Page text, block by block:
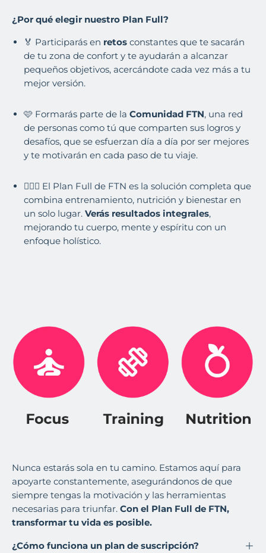
¿Por qué elegir nuestro Plan Full?
🏅 Participarás en retos constantes que te sacarán
de tu zona de confort y te ayudarán a alcanzar
pequeños objetivos, acercándote cada vez más a tu
mejor versión.
🩷 Formarás parte de la Comunidad FTN, una red
de personas como tú que comparten sus logros y
desafíos, que se esfuerzan día a día por ser mejores
y te motivarán en cada paso de tu viaje.
🙋🏾‍♀️ El Plan Full de FTN es la solución completa que
combina entrenamiento, nutrición y bienestar en
un solo lugar. Verás resultados integrales,
mejorando tu cuerpo, mente y espíritu con un
enfoque holístico.
Nunca estarás sola en tu camino. Estamos aquí para
apoyarte constantemente, asegurándonos de que
siempre tengas la motivación y las herramientas
necesarias para triunfar. Con el Plan Full de FTN,
transformar tu vida es posible.
¿Cómo funciona un plan de suscripción?